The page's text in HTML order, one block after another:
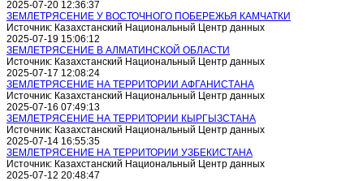
2025-07-20 12:36:37
ЗЕМЛЕТРЯСЕНИЕ У ВОСТОЧНОГО ПОБЕРЕЖЬЯ КАМЧАТКИ
Источник: Казахстанский Национальный Центр данных
2025-07-19 15:06:12
ЗЕМЛЕТРЯСЕНИЕ В АЛМАТИНСКОЙ ОБЛАСТИ
Источник: Казахстанский Национальный Центр данных
2025-07-17 12:08:24
ЗЕМЛЕТРЯСЕНИЕ НА ТЕРРИТОРИИ АФГАНИСТАНА
Источник: Казахстанский Национальный Центр данных
2025-07-16 07:49:13
ЗЕМЛЕТРЯСЕНИЕ НА ТЕРРИТОРИИ КЫРГЫЗСТАНА
Источник: Казахстанский Национальный Центр данных
2025-07-14 16:55:35
ЗЕМЛЕТРЯСЕНИЕ НА ТЕРРИТОРИИ УЗБЕКИСТАНА
Источник: Казахстанский Национальный Центр данных
2025-07-12 20:48:47